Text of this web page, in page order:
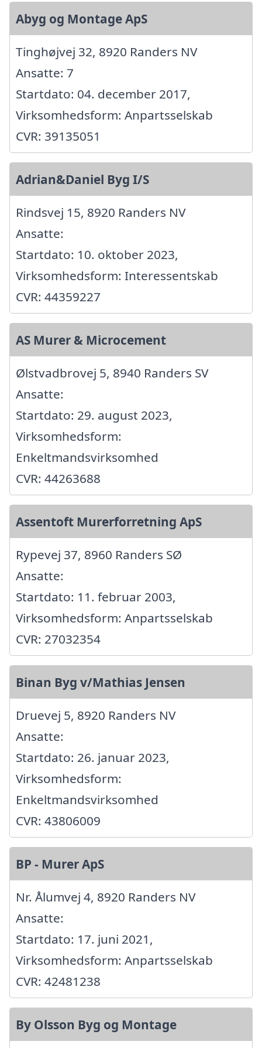
Abyg og Montage ApS
Tinghøjvej 32, 8920 Randers NV
Ansatte: 7
Startdato: 04. december 2017,
Virksomhedsform: Anpartsselskab
CVR: 39135051
Adrian&Daniel Byg I/S
Rindsvej 15, 8920 Randers NV
Ansatte:
Startdato: 10. oktober 2023,
Virksomhedsform: Interessentskab
CVR: 44359227
AS Murer & Microcement
Ølstvadbrovej 5, 8940 Randers SV
Ansatte:
Startdato: 29. august 2023,
Virksomhedsform:
Enkeltmandsvirksomhed
CVR: 44263688
Assentoft Murerforretning ApS
Rypevej 37, 8960 Randers SØ
Ansatte:
Startdato: 11. februar 2003,
Virksomhedsform: Anpartsselskab
CVR: 27032354
Binan Byg v/Mathias Jensen
Druevej 5, 8920 Randers NV
Ansatte:
Startdato: 26. januar 2023,
Virksomhedsform:
Enkeltmandsvirksomhed
CVR: 43806009
BP - Murer ApS
Nr. Ålumvej 4, 8920 Randers NV
Ansatte:
Startdato: 17. juni 2021,
Virksomhedsform: Anpartsselskab
CVR: 42481238
By Olsson Byg og Montage